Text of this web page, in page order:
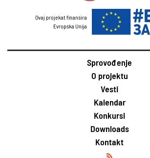
Ovaj projekat finansira
Evropska Unija
Sprovođenje
O projektu
Vesti
Kalendar
Konkursi
Downloads
Kontakt